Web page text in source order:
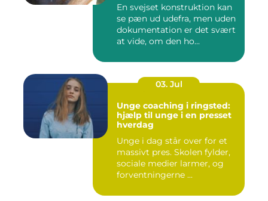
En svejset konstruktion kan
se pæn ud udefra, men uden
dokumentation er det svært
at vide, om den ho...
03. Jul
Unge coaching i ringsted:
hjælp til unge i en presset
hverdag
Unge i dag står over for et
massivt pres. Skolen fylder,
sociale medier larmer, og
forventningerne ...